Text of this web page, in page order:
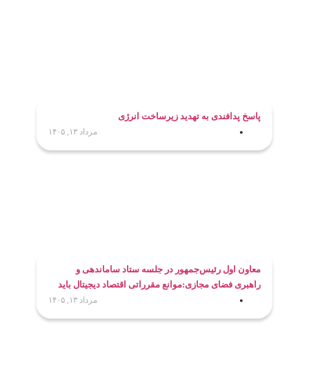
پاسخ پدافندی به تهدید زیرساخت انرژی
مرداد ۱۳, ۱۴۰۵
معاون اول رئیس‌جمهور در جلسه ستاد ساماندهی و
راهبری فضای مجازی:موانع مقرراتی اقتصاد دیجیتال باید
برطرف شود
مرداد ۱۳, ۱۴۰۵